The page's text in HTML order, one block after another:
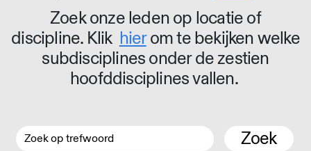
Zoek onze leden op locatie of
discipline. Klik hierom te bekijken welke
subdisciplines onder de zestien
hoofddisciplines vallen.
Zoek